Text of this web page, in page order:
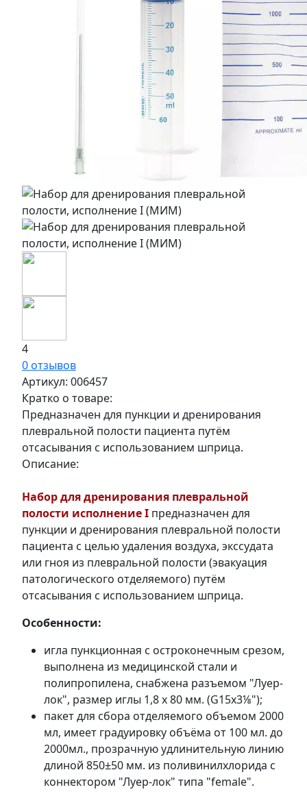
4
0 отзывов
Артикул: 006457
Кратко о товаре:
Предназначен для пункции и дренирования
плевральной полости пациента путём
отсасывания с использованием шприца.
Описание:
Набор для дренирования плевральной
полости исполнение I предназначен для
пункции и дренирования плевральной полости
пациента с целью удаления воздуха, экссудата
или гноя из плевральной полости (эвакуация
патологического отделяемого) путём
отсасывания с использованием шприца.
Особенности:
игла пункционная с остроконечным срезом,
выполнена из медицинской стали и
полипропилена, снабжена разъемом "Луер-
лок", размер иглы 1,8 х 80 мм. (G15х3⅛");
пакет для сбора отделяемого объемом 2000
мл, имеет градуировку объёма от 100 мл. до
2000мл., прозрачную удлинительную линию
длиной 850±50 мм. из поливинилхлорида с
коннектором "Луер-лок" типа "female".